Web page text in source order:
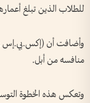
للطلاب الذين تبلغ أعمارهم 16 عاما فأكثر خلال موسم العودة إلى
منافسه من أبل.
وتعكس هذه الخطوة